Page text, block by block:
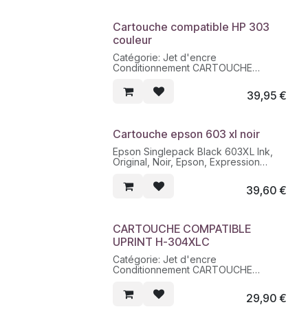
Cartouche compatible HP 303
couleur
Catégorie: Jet d'encre
Conditionnement CARTOUCHE
Nombre de pages 450
39,95€
Cartouche epson 603 xl noir
Epson Singlepack Black 603XL Ink,
Original, Noir, Epson, Expression
XP-3105, XP-4100, XP-4105,
WorkForce WF-2850DWF,..., 139,60€
CARTOUCHE COMPATIBLE
UPRINT H-304XLC
Catégorie: Jet d'encre
Conditionnement CARTOUCHE
Nature produit REMANUFACTURÉ
Nombre de pages 400
29,90€